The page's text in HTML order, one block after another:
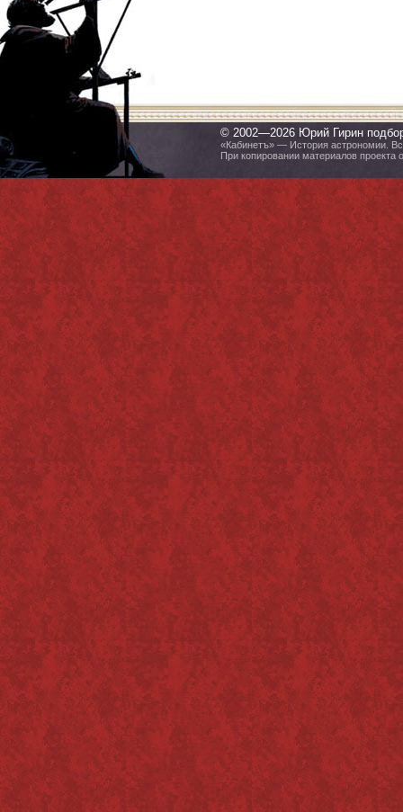
© 2002—2026 Юрий Гирин
«Кабинетъ» — История астрономии.
При копировании материалов проекта